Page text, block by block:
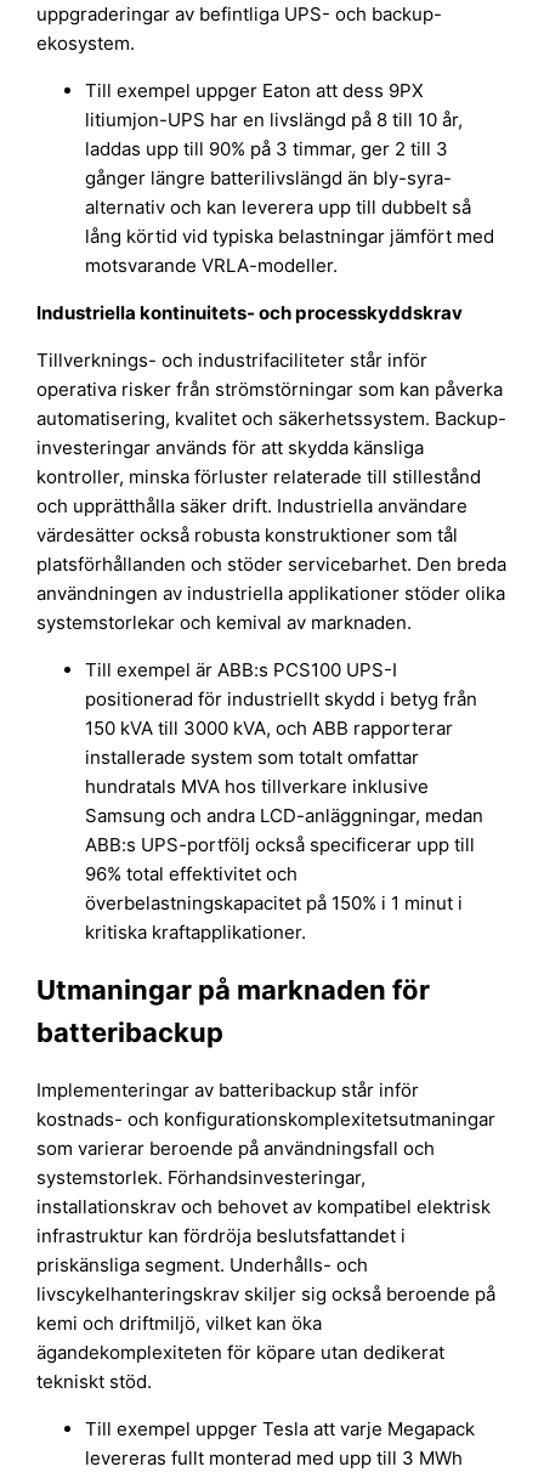
uppgraderingar av befintliga UPS- och backup-
ekosystem.
Till exempel uppger Eaton att dess 9PX
litiumjon-UPS har en livslängd på 8 till 10 år,
laddas upp till 90% på 3 timmar, ger 2 till 3
gånger längre batterilivslängd än bly-syra-
alternativ och kan leverera upp till dubbelt så
lång körtid vid typiska belastningar jämfört med
motsvarande VRLA-modeller.
Industriella kontinuitets- och processkyddskrav
Tillverknings- och industrifaciliteter står inför
operativa risker från strömstörningar som kan påverka
automatisering, kvalitet och säkerhetssystem. Backup-
investeringar används för att skydda känsliga
kontroller, minska förluster relaterade till stillestånd
och upprätthålla säker drift. Industriella användare
värdesätter också robusta konstruktioner som tål
platsförhållanden och stöder servicebarhet. Den breda
användningen av industriella applikationer stöder olika
systemstorlekar och kemival av marknaden.
Till exempel är ABB:s PCS100 UPS-I
positionerad för industriellt skydd i betyg från
150 kVA till 3000 kVA, och ABB rapporterar
installerade system som totalt omfattar
hundratals MVA hos tillverkare inklusive
Samsung och andra LCD-anläggningar, medan
ABB:s UPS-portfölj också specificerar upp till
96% total effektivitet och
överbelastningskapacitet på 150% i 1 minut i
kritiska kraftapplikationer.
Utmaningar på marknaden för
batteribackup
Implementeringar av batteribackup står inför
kostnads- och konfigurationskomplexitetsutmaningar
som varierar beroende på användningsfall och
systemstorlek. Förhandsinvesteringar,
installationskrav och behovet av kompatibel elektrisk
infrastruktur kan fördröja beslutsfattandet i
priskänsliga segment. Underhålls- och
livscykelhanteringskrav skiljer sig också beroende på
kemi och driftmiljö, vilket kan öka
ägandekomplexiteten för köpare utan dedikerat
tekniskt stöd.
Till exempel uppger Tesla att varje Megapack
levereras fullt monterad med upp till 3 MWh